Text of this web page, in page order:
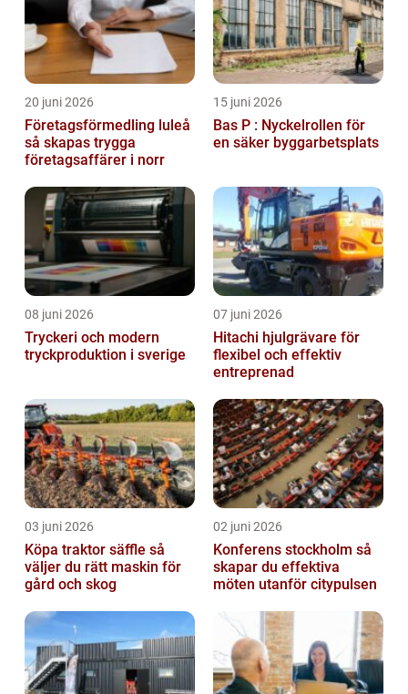
20 juni 2026
Företagsförmedling luleå
så skapas trygga
företagsaffärer i norr
15 juni 2026
Bas P : Nyckelrollen för
en säker byggarbetsplats
08 juni 2026
Tryckeri och modern
tryckproduktion i sverige
07 juni 2026
Hitachi hjulgrävare för
flexibel och effektiv
entreprenad
03 juni 2026
Köpa traktor säffle så
väljer du rätt maskin för
gård och skog
02 juni 2026
Konferens stockholm så
skapar du effektiva
möten utanför citypulsen